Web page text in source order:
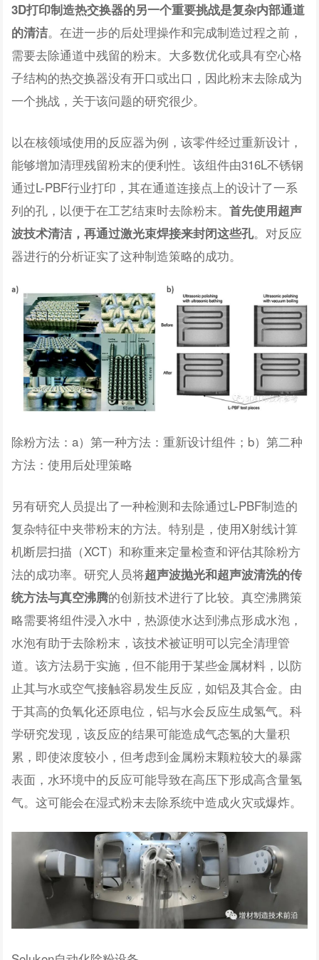
3D打印制造热交换器的另一个重要挑战是复杂内部通道
的清洁。在进一步的后处理操作和完成制造过程之前，
需要去除通道中残留的粉末。大多数优化或具有空心格
子结构的热交换器没有开口或出口，因此粉末去除成为
一个挑战，关于该问题的研究很少。
以在核领域使用的反应器为例，该零件经过重新设计，
能够增加清理残留粉末的便利性。该组件由316L不锈钢
通过L-PBF行业打印，其在通道连接点上的设计了一系
列的孔，以便于在工艺结束时去除粉末。首先使用超声
波技术清洁，再通过激光束焊接来封闭这些孔。对反应
器进行的分析证实了这种制造策略的成功。
除粉方法：a）第一种方法：重新设计组件；b）第二种
方法：使用后处理策略
另有研究人员提出了一种检测和去除通过L-PBF制造的
复杂特征中夹带粉末的方法。特别是，使用X射线计算
机断层扫描（XCT）和称重来定量检查和评估其除粉方
法的成功率。研究人员将超声波抛光和超声波清洗的传
统方法与真空沸腾的创新技术进行了比较。真空沸腾策
略需要将组件浸入水中，热源使水达到沸点形成水泡，
水泡有助于去除粉末，该技术被证明可以完全清理管
道。该方法易于实施，但不能用于某些金属材料，以防
止其与水或空气接触容易发生反应，如铝及其合金。由
于其高的负氧化还原电位，铝与水会反应生成氢气。科
学研究发现，该反应的结果可能造成气态氢的大量积
累，即使浓度较小，但考虑到金属粉末颗粒较大的暴露
表面，水环境中的反应可能导致在高压下形成高含量氢
气。这可能会在湿式粉末去除系统中造成火灾或爆炸。